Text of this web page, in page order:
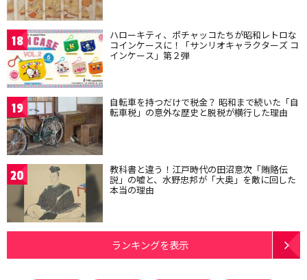
18 ハローキティ、ポチャッコたちが昭和レトロな
コインケースに！「サンリオキャラクターズ コ
インケース」第２弾
19 自転車を持つだけで税金？ 昭和まで続いた「自
転車税」の意外な歴史と脱税が横行した理由
20 教科書と違う！江戸時代の田沼意次「賄賂伝
説」の嘘と、水野忠邦が「大奥」を敵に回した
本当の理由
ランキングを表示